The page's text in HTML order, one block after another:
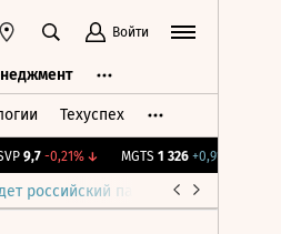
Войти
Техуспех
9,7 -0,21%↓ MGTS 1 326 +0,91%
российский парламент